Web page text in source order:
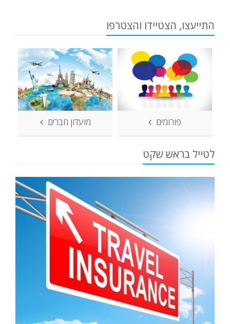
התייעצו, הצטיידו והצטרפו
פורומים מועדון חברים
לטייל בראש שקט